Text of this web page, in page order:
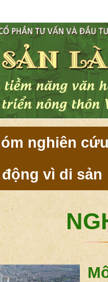
năng văn
nông thôn
nghiên
vì di sản